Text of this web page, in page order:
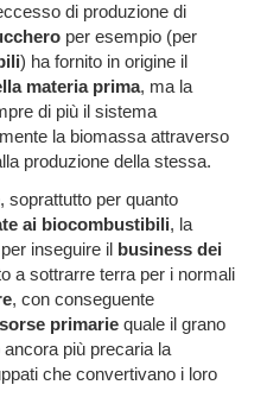
di produzione di
per esempio (per
) ha fornito in origine il
materia prima, ma la
di più il sistema
la biomassa attraverso
produzione della stessa.
soprattutto per quanto
ai biocombustibili, la
inseguire il business dei
a sottrarre terra per i normali
, con conseguente
primarie quale il grano
più precaria la
che convertivano i loro